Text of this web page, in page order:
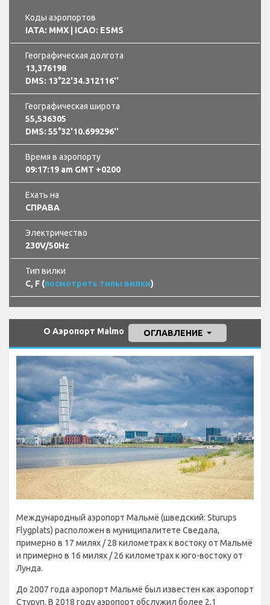
Коды аэропортов
IATA: MMX
| ICAO: ESMS
Географическая долгота
13,376198
DMS: 13°22'34.312116''
Географическая широта
55,536305
DMS: 55°32'10.699296''
Время в аэропорту
09:17:19 am GMT +0200
Ехать на
СПРАВА
Электричество
230V/50Hz
Тип вилки
C, F (посмотреть типы вилки)
О Аэропорт Malmo ОГЛАВЛЕНИЕ
Международный аэропорт Мальмё (шведский: Sturups
Flygplats) расположен в муниципалитете Сведала,
примерно в 17 милях / 28 километрах к востоку от Мальмё
и примерно в 16 милях / 26 километрах к юго-востоку от
Лунда.
До 2007 года аэропорт Мальмё был известен как аэропорт
Стуруп. В 2018 году аэропорт обслужил более 2,1